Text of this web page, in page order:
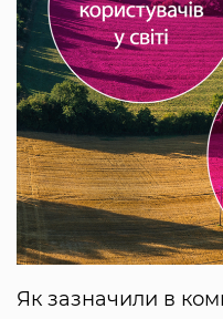
Як зазначили в